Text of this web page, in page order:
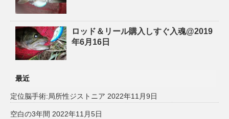
ロッド＆リール購入しすぐ入魂@2019
年6月16日
最近
定位脳手術:局所性ジストニア 2022年11月9日
空白の3年間 2022年11月5日